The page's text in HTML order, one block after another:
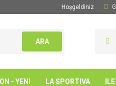
Hoşgeldiniz
ARA
- YENİ LA SPORTIVA